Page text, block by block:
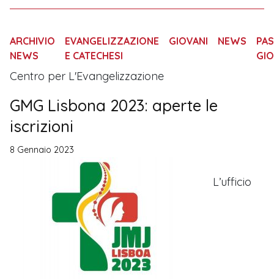
ARCHIVIO
NEWS
EVANGELIZZAZIONE
E CATECHESI
GIOVANI NEWS
Centro per L'Evangelizzazione
GMG Lisbona 2023: aperte le
iscrizioni
8 Gennaio 2023
L’ufficio